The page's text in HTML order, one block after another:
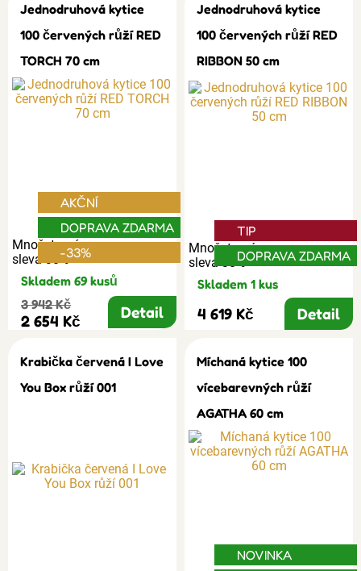
Jednodruhová kytice
100 červených růží RED
TORCH 70 cm
Množstevní
sleva 30%
AKČNÍ
DOPRAVA ZDARMA
-33%
Skladem 69 kusů
3 942 Kč
2 654 Kč Detail
Jednodruhová kytice
100 červených růží RED
RIBBON 50 cm
Množstevní
sleva 30%
TIP
DOPRAVA ZDARMA
Skladem 1 kus
4 619 Kč Detail
Krabička červená I Love
You Box růží 001
Míchaná kytice 100
vícebarevných růží
AGATHA 60 cm
NOVINKA